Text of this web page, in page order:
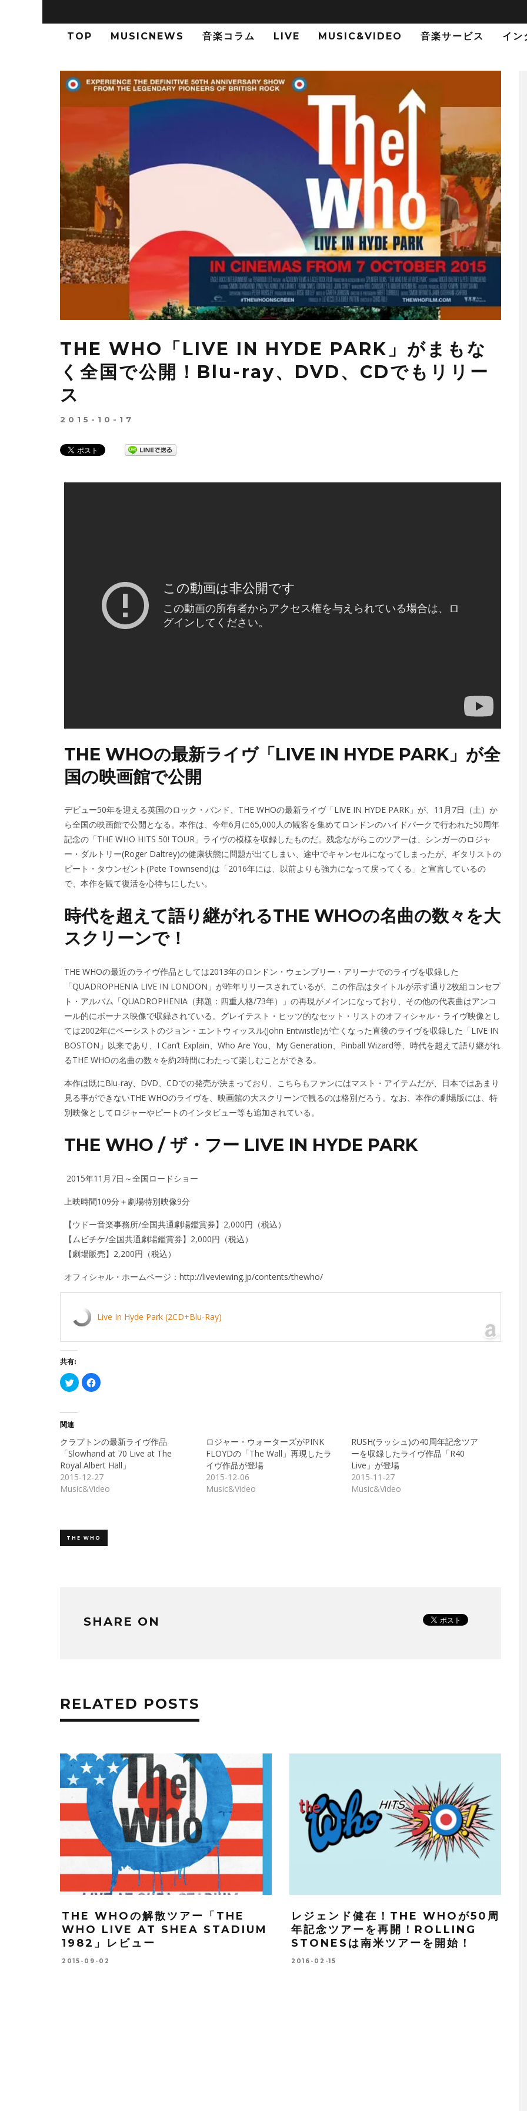
TOP MUSICNEWS 音楽コラム LIVE MUSIC&VIDEO 音楽サービス イン
THE WHO「LIVE IN HYDE PARK」がまもな
く全国で公開！Blu-ray、DVD、CDでもリリー
ス
2015-10-17
THE WHOの最新ライヴ「LIVE IN HYDE PARK」が全
国の映画館で公開
デビュー50年を迎える英国のロック・バンド、THE WHOの最新ライヴ「LIVE IN HYDE PARK」が、11月7日（土）か
ら全国の映画館で公開となる。本作は、今年6月に65,000人の観客を集めてロンドンのハイドパークで行われた50周年
記念の「THE WHO HITS 50! TOUR」ライヴの模様を収録したものだ。残念ながらこのツアーは、シンガーのロジャ
ー・ダルトリー(Roger Daltrey)の健康状態に問題が出てしまい、途中でキャンセルになってしまったが、ギタリストの
ピート・タウンゼント(Pete Townsend)は「2016年には、以前よりも強力になって戻ってくる」と宣言しているの
で、本作を観て復活を心待ちにしたい。
時代を超えて語り継がれるTHE WHOの名曲の数々を大
スクリーンで！
THE WHOの最近のライヴ作品としては2013年のロンドン・ウェンブリー・アリーナでのライヴを収録した
「QUADROPHENIA LIVE IN LONDON」が昨年リリースされているが、この作品はタイトルが示す通り2枚組コンセプ
ト・アルバム「QUADROPHENIA（邦題：四重人格/73年）」の再現がメインになっており、その他の代表曲はアンコ
ール的にボーナス映像で収録されている。グレイテスト・ヒッツ的なセット・リストのオフィシャル・ライヴ映像とし
ては2002年にベーシストのジョン・エントウィッスル(John Entwistle)が亡くなった直後のライヴを収録した「LIVE IN
BOSTON」以来であり、I Can’t Explain、Who Are You、My Generation、Pinball Wizard等、時代を超えて語り継がれ
るTHE WHOの名曲の数々を約2時間にわたって楽しむことができる。
本作は既にBlu-ray、DVD、CDでの発売が決まっており、こちらもファンにはマスト・アイテムだが、日本ではあまり
見る事ができないTHE WHOのライヴを、映画館の大スクリーンで観るのは格別だろう。なお、本作の劇場版には、特
別映像としてロジャーやピートのインタビュー等も追加されている。
THE WHO / ザ・フー LIVE IN HYDE PARK
2015年11月7日～全国ロードショー
上映時間109分＋劇場特別映像9分
【ウドー音楽事務所/全国共通劇場鑑賞券】2,000円（税込）
【ムビチケ/全国共通劇場鑑賞券】2,000円（税込）
【劇場販売】2,200円（税込）
オフィシャル・ホームページ： http://liveviewing.jp/contents/thewho/
Live In Hyde Park (2CD+Blu-Ray)
共有:
ク
リ
て
有
(新
し
い
ウ
ィ
ン
ド
ま
す)
Facebook
で
リ
ッ
ク
し
て
く
だ
さ
ウ
ィ
ン
関連
クラプトンの最新ライヴ作品
「Slowhand at 70 Live at The
Royal Albert Hall」
2015-12-27
Music&Video
ロジャー・ウォーターズがPINK
FLOYDの「The Wall」再現したラ
イヴ作品が登場
2015-12-06
Music&Video
RUSH(ラッシュ)の40周年記念ツア
ーを収録したライヴ作品「R40
Live」が登場
2015-11-27
Music&Video
THE WHO
SHARE ON
RELATED POSTS
THE WHOの解散ツアー「THE
WHO LIVE AT SHEA STADIUM
1982」レビュー
2015-09-02
レジェンド健在！THE WHOが50周
年記念ツアーを再開！ROLLING
STONESは南米ツアーを開始！
2016-02-15